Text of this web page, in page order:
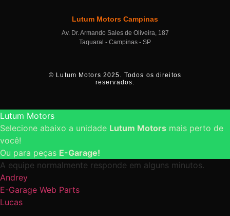
Lutum Motors Campinas
Av. Dr. Armando Sales de Oliveira, 187
Taquaral - Campinas - SP
© Lutum Motors 2025. Todos os direitos
reservados.
Lutum Motors
Selecione abaixo a unidade Lutum Motors mais perto de
você!
Ou para peças E-Garage!
A equipe normalmente responde em alguns minutos.
Andrey
E-Garage Web Parts
Lucas